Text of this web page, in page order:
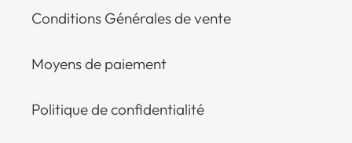
Conditions Générales de vente
Moyens de paiement
Politique de confidentialité